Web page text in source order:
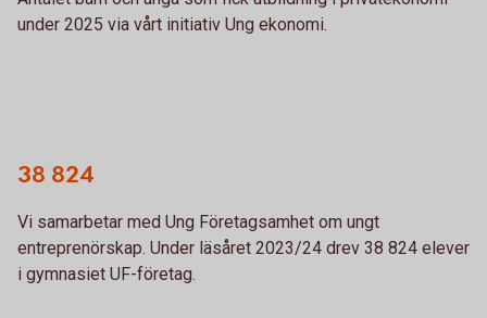
under 2025 via vårt initiativ Ung ekonomi.
38 824
Vi samarbetar med Ung Företagsamhet om ungt
entreprenörskap. Under läsåret 2023/24 drev 38 824 elever
i gymnasiet UF-företag.